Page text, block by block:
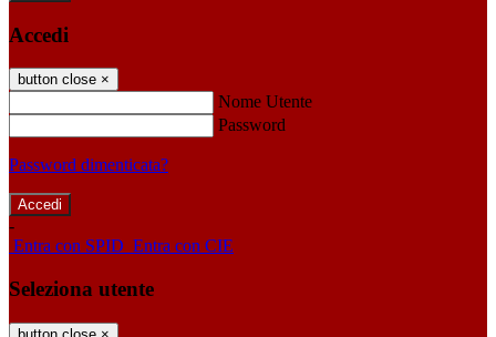
Accedi
button close ×
Nome Utente
Password
Password dimenticata?
-
Entra con SPID Entra con CIE
Seleziona utente